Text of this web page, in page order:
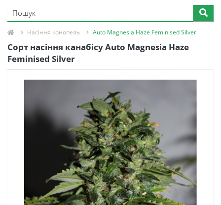
Насіння конопель Auto Magnesia Haze Feminised Silver
Сорт насіння канабісу Auto Magnesia Haze
Feminised Silver